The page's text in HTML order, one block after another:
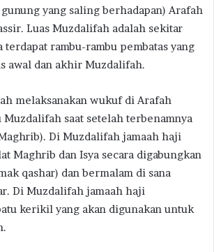
yang saling berhadapan) Arafah
Luas Muzdalifah adalah sekitar
terdapat rambu-rambu pembatas yang
awal dan akhir Muzdalifah.
melaksanakan wukuf di Arafah
saat setelah terbenamnya
Di Muzdalifah jamaah haji
Maghrib dan Isya secara digabungkan
qashar) dan bermalam di sana
Di Muzdalifah jamaah haji
kerikil yang akan digunakan untuk